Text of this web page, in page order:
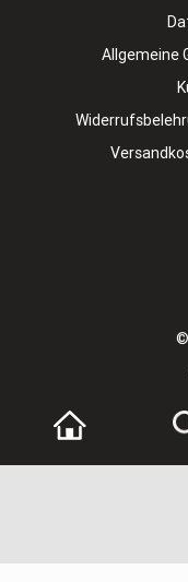
Allgemeine